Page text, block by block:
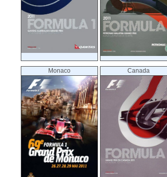
Monaco Canada